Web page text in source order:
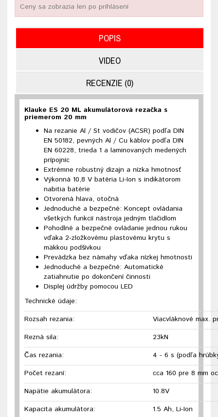
Ceny sa zobrazia len po prihlásení
POPIS
VIDEO
RECENZIE (0)
Klauke ES 20 ML akumulátorová rezačka s
priemerom 20 mm
Na rezanie Al / St vodičov (ACSR) podľa DIN
EN 50182, pevných Al / Cu káblov podľa DIN
EN 60228, trieda 1 a laminovaných medených
prípojníc
Extrémne robustný dizajn a nízka hmotnosť
Výkonná 10,8 V batéria Li-Ion s indikátorom
nabitia batérie
Otvorená hlava, otočná
Jednoduché a bezpečné: Koncept ovládania
všetkých funkcií nástroja jedným tlačidlom
Pohodlné a bezpečné ovládanie jednou rukou
vďaka 2-zložkovému plastovému krytu s
mäkkou podšívkou
Prevádzka bez námahy vďaka nízkej hmotnosti
Jednoduché a bezpečné: Automatické
zatiahnutie po dokončení činnosti
Displej údržby pomocou LED
Technické údaje:
Rozsah rezania:
Viacvláknové max.
Rezná sila:
23kN
Čas rezania:
4 - 6 s (podľa
Počet rezaní:
cca 160 pre 8 mm
Napätie akumulátora:
10.8V
Kapacita akumulátora:
1.5 Ah, Li-Ion